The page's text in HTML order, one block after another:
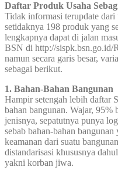
Daftar Produk Usaha
Tidak informasi terupdate
setidaknya 198 produk yang
lengkapnya dapat di jalan
BSN di http://sispk.bsn.go.id/
namun secara garis besar,
sebagai berikut.
1. Bahan-Bahan Bangunan
Hampir setengah lebih daftar
bahan bangunan. Wajar, 95%
jenisnya, sepatutnya punya
sebab bahan-bahan
keamanan dari suatu
distandarisasi khususnya
yakni korban jiwa.